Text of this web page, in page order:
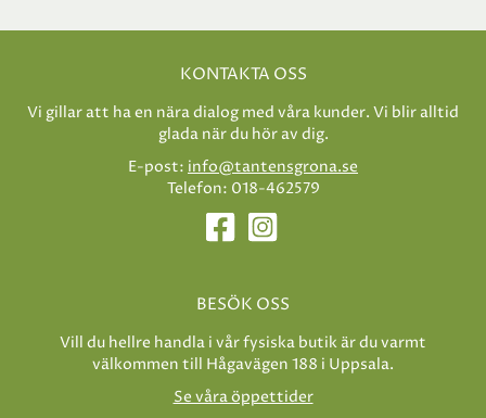
KONTAKTA OSS
Vi gillar att ha en nära dialog med våra kunder. Vi blir alltid
glada när du hör av dig.
E-post: info@tantensgrona.se
Telefon: 018-462579
BESÖK OSS
Vill du hellre handla i vår fysiska butik är du varmt
välkommen till Hågavägen 188 i Uppsala.
Se våra öppettider